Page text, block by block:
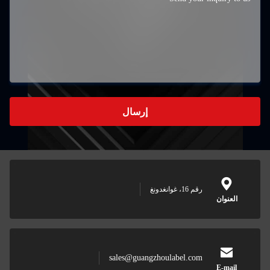
إرسال
العنوان
رقم 16، غوانغدونغ
E-mail
sales@guangzhoulabel.com